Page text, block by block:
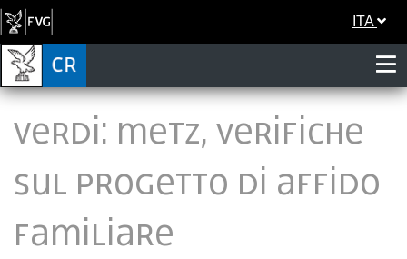
ITA
Verdi: Metz, verifiche
sul progetto di affido
familiare